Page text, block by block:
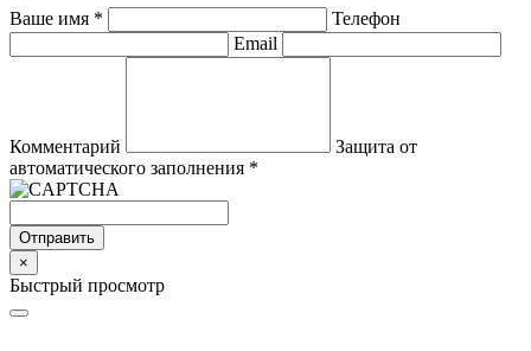
Ваше имя *
Телефон
Email
Комментарий
Защита от
автоматического заполнения *
Отправить
×
Быстрый просмотр